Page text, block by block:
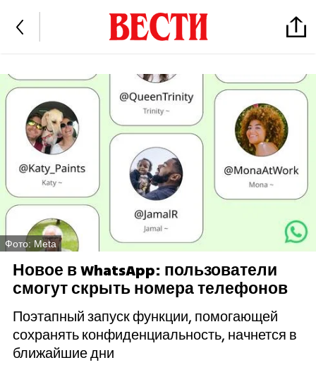
Фото: Meta
Новое в WhatsApp: пользователи
смогут скрыть номера телефонов
Поэтапный запуск функции, помогающей
сохранять конфиденциальность, начнется в
ближайшие дни